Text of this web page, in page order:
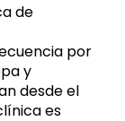
de
por
y
desde el
es